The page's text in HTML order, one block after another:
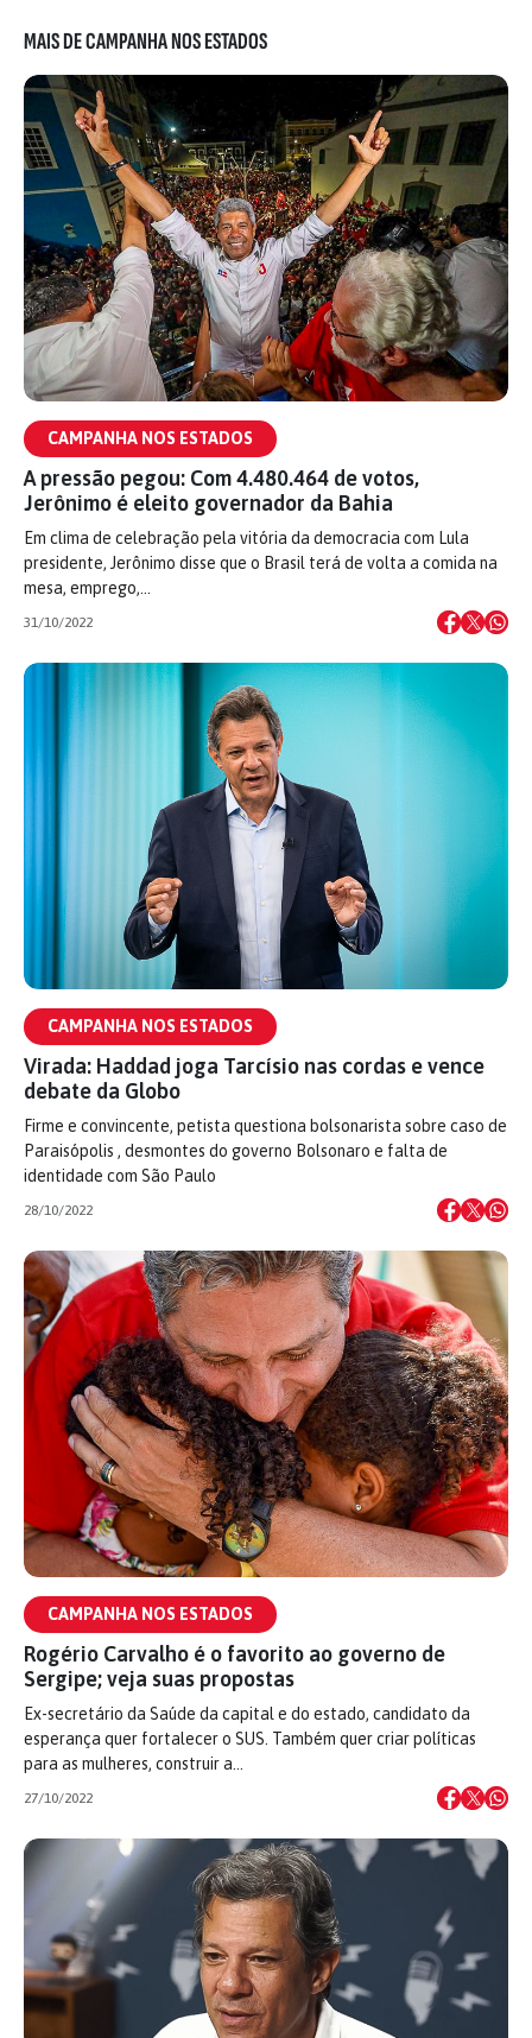
MAIS DE CAMPANHA NOS ESTADOS
CAMPANHA NOS ESTADOS
A pressão pegou: Com 4.480.464 de votos,
Jerônimo é eleito governador da Bahia
Em clima de celebração pela vitória da democracia com Lula
presidente, Jerônimo disse que o Brasil terá de volta a comida na
mesa, emprego,…
31/10/2022
CAMPANHA NOS ESTADOS
Virada: Haddad joga Tarcísio nas cordas e vence
debate da Globo
Firme e convincente, petista questiona bolsonarista sobre caso de
Paraisópolis , desmontes do governo Bolsonaro e falta de
identidade com São Paulo
28/10/2022
CAMPANHA NOS ESTADOS
Rogério Carvalho é o favorito ao governo de
Sergipe; veja suas propostas
Ex-secretário da Saúde da capital e do estado, candidato da
esperança quer fortalecer o SUS. Também quer criar políticas
para as mulheres, construir a…
27/10/2022